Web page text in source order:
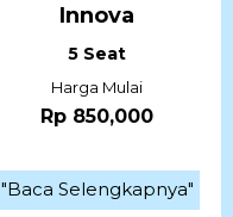
Innova
5 Seat
Harga Mulai
Rp 850,000
"Baca Selengkapnya"